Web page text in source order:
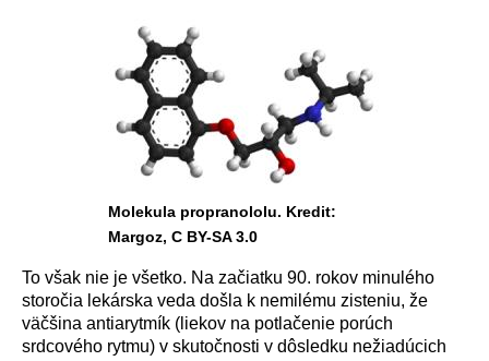
Molekula propranololu. Kredit:
Margoz, C BY-SA 3.0
To však nie je všetko. Na začiatku 90. rokov minul ého
storočia lekárska veda došla k nemil ému zisteniu, že
väčšina antiarytmík (liekov na potlačenie porúch
srdcového rytmu) v skutočnosti v dôsledku nežiadúcich